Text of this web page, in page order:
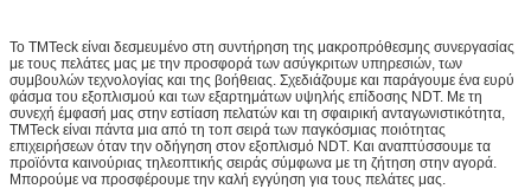
Το TMTeck είναι δεσμευμένο στη συντήρηση της μακροπρόθεσμης συνεργασίας
με τους πελάτες μας με την προσφορά των ασύγκριτων υπηρεσιών, των
συμβουλών τεχνολογίας και της βοήθειας. Σχεδιάζουμε και παράγουμε ένα ευρύ
φάσμα του εξοπλισμού και των εξαρτημάτων υψηλής επίδοσης NDT. Με τη
συνεχή έμφασή μας στην εστίαση πελατών και τη σφαιρική ανταγωνιστικότητα,
TMTeck είναι πάντα μια από τη τοπ σειρά των παγκόσμιας ποιότητας
επιχειρήσεων όταν την οδήγηση στον εξοπλισμό NDT. Και αναπτύσσουμε τα
προϊόντα καινούριας τηλεοπτικής σειράς σύμφωνα με τη ζήτηση στην αγορά.
Μπορούμε να προσφέρουμε την καλή εγγύηση για τους πελάτες μας.